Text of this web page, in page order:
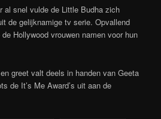
al snel vulde de Little Budha zich
de gelijknamige tv serie. Opvallend
Hollywood vrouwen namen voor hun
greet valt deels in handen van Geeta
de It’s Me Award’s uit aan de